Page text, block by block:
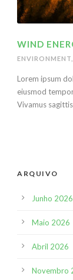
WIND
ENVIRONMENT
Lorem ipsum
eiusmod
Vivamus
ARQUIVO
Junho 2026
Maio 2026
Abril 2026
Novembro